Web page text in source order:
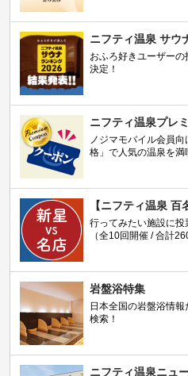
ニフティ温泉 サウ
おふろ好きユーザー
決定！
ニフティ温泉プレ
ノジマモバイル会員
格」で人気の温泉を満
【ニフティ温泉 百
行ってみたい施設に投
（全10回開催 / 合計
岩盤浴特集
日本全国の岩盤浴情
検索！
ニフティ温泉ニュ